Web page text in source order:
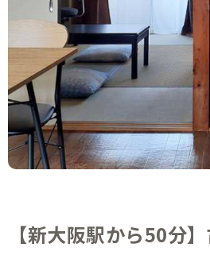
【新大阪駅から50分